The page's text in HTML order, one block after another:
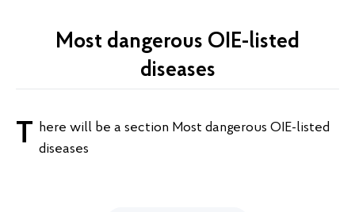
Most dangerous OIE-listed
diseases
There will be a section Most dangerous OIE-listed
diseases